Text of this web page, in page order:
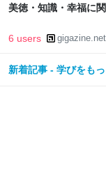
美徳・知識・幸福に
6 users gigazine.net
新着記事 - 学びをも